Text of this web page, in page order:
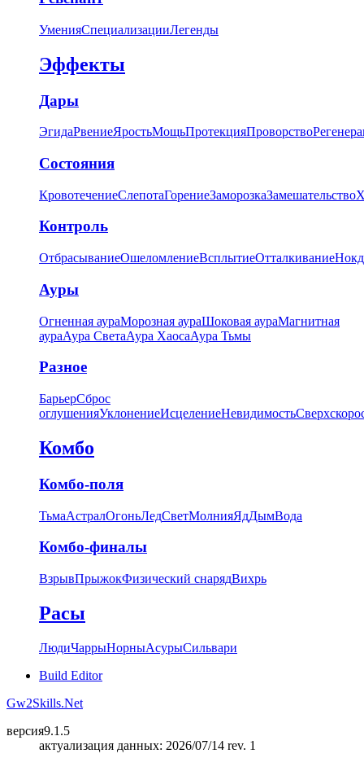
УменияСпециализацииЛегенды
Эффекты
Дары
ЭгидаРвениеЯростьМощьПротекцияПроворство
Состояния
КровотечениеСлепотаГорениеЗаморозкаЗамешательство
Контроль
ОтбрасываниеОшеломлениеВсплытиеОтталкивание
Ауры
Огненная аураМорозная аураШоковая аураМагнитная
аураАура СветаАура ХаосаАура Тьмы
Разное
БарьерСброс
оглушенияУклонениеИсцелениеНевидимость
Комбо
Комбо-поля
ТьмаАстралОгоньЛедСветМолнияЯдДымВода
Комбо-финалы
ВзрывПрыжокФизический снарядВихрь
Расы
ЛюдиЧаррыНорныАсурыСильвари
Build Editor
Gw2Skills.Net
версия9.1.5
актуализация данных: 2026/07/14 rev. 1